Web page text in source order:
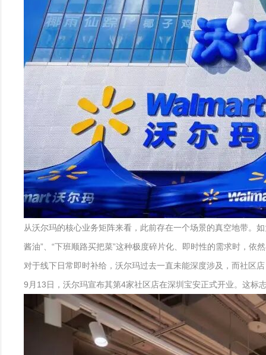
从沃尔玛的核心业务矩阵来看，此前存在一个场景的真空地带。
酱油”、“下班顺路买把菜”这种极度碎片化、即时性的需求时，依
对于线下日常即时补给，沃尔玛过去一直未能深度涉及，而社区
9月13日，沃尔玛宣布其第4家社区店在深圳宝安正式开业。这标